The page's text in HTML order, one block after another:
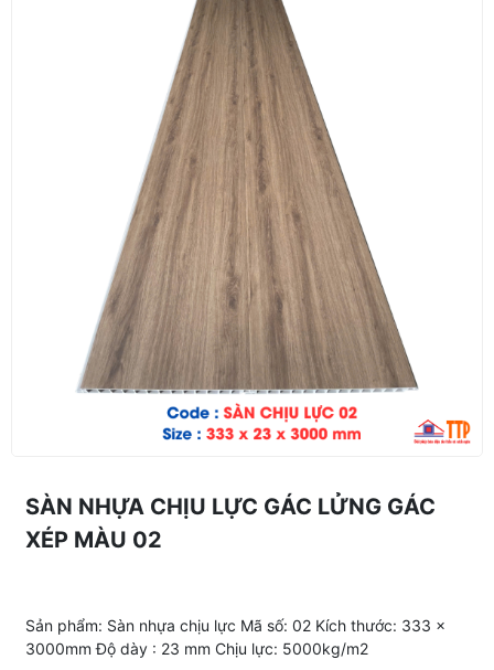
SÀN NHỰA CHỊU LỰC GÁC LỬNG GÁC
XÉP MÀU 02
Sản phẩm: Sàn nhựa chịu lực Mã số: 02 Kích thước: 333 x
3000mm Độ dày : 23 mm Chịu lực: 5000kg/m2